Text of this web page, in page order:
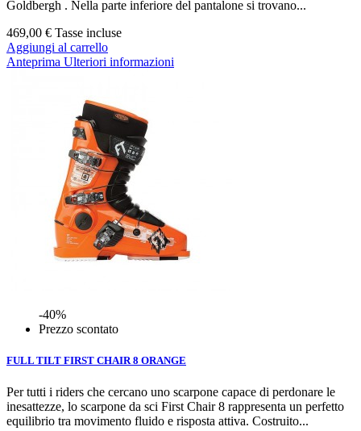
Goldbergh . Nella parte inferiore del pantalone si trovano...
469,00 € Tasse incluse
Aggiungi al carrello
Anteprima Ulteriori informazioni
-40%
Prezzo scontato
FULL TILT FIRST CHAIR 8 ORANGE
Per tutti i riders che cercano uno scarpone capace di perdonare le
inesattezze, lo scarpone da sci First Chair 8 rappresenta un perfetto
equilibrio tra movimento fluido e risposta attiva. Costruito...